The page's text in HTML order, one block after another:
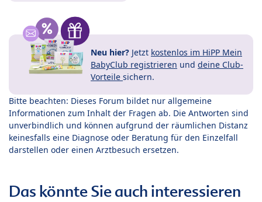
Neu hier? Jetzt kostenlos im HiPP Mein
BabyClub registrieren und deine Club-
Vorteile sichern.
Bitte beachten: Dieses Forum bildet nur allgemeine
Informationen zum Inhalt der Fragen ab. Die Antworten sind
unverbindlich und können aufgrund der räumlichen Distanz
keinesfalls eine Diagnose oder Beratung für den Einzelfall
darstellen oder einen Arztbesuch ersetzen.
Das könnte Sie auch interessieren